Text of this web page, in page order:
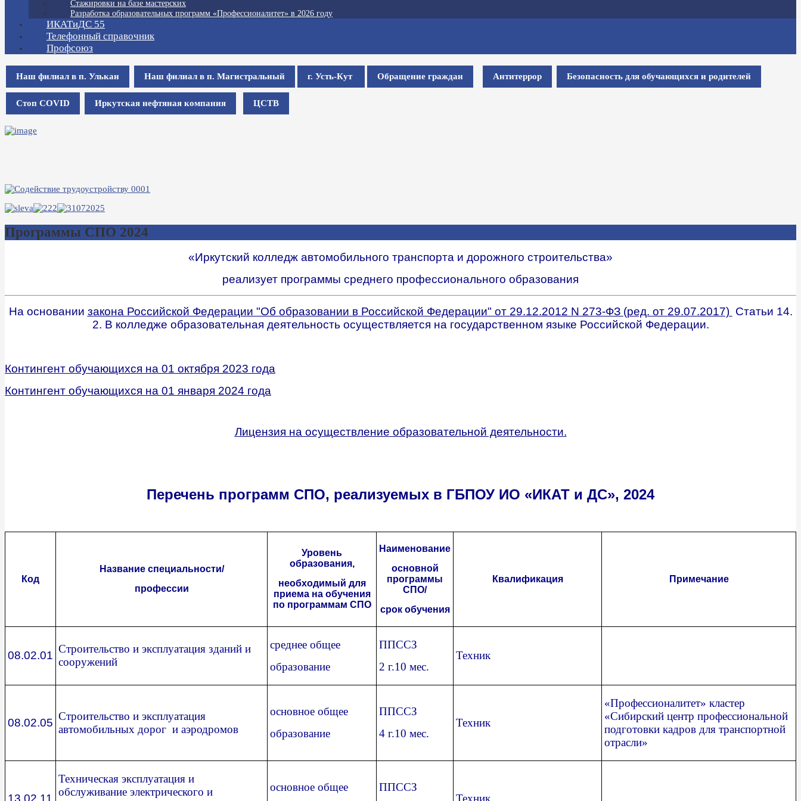
Стажировки на базе мастерских
Разработка образовательных программ «Профессионалитет» в 2026 году
ИКАТиДС 55
Телефонный справочник
Профсоюз
Наш филиал в п. Улькан Наш филиал в п. Магистральный г. Усть-Кут Обращение граждан Антитеррор Безопасность для обучающихся и родителей
Стоп COVID Иркутская нефтяная компания ЦСТВ
Программы СПО 2024
«Иркутский колледж автомобильного транспорта и дорожного строительства»
реализует программы среднего профессионального образования
На основании закона Российской Федерации "Об образовании в Российской Федерации" от 29.12.2012 N 273-ФЗ (ред. от 29.07.2017) Статьи 14.
2. В колледже образовательная деятельность осуществляется на государственном языке Российской Федерации.
Контингент обучающихся на 01 октября 2023 года
Контингент обучающихся на 01 января 2024 года
Лицензия на осуществление образовательной деятельности.
Перечень программ СПО, реализуемых в ГБПОУ ИО «ИКАТ и ДС», 2024
Код
Название специальности/
профессии
Уровень
образования,
необходимый для
приема на обучения
по программам СПО
Наименование
основной
программы
СПО/
срок обучения
Квалификация Примечание
08.02.01
Строительство и эксплуатация зданий и
сооружений
среднее общее
образование
ППССЗ
2 г.10 мес.
Техник
08.02.05
Строительство и эксплуатация
автомобильных дорог и аэродромов
основное общее
образование
ППССЗ
4 г.10 мес.
Техник
«Профессионалитет» кластер
«Сибирский центр профессиональной
подготовки кадров для транспортной
отрасли»
Техническая эксплуатация и
обслуживание электрического и
основное общее
ППССЗ